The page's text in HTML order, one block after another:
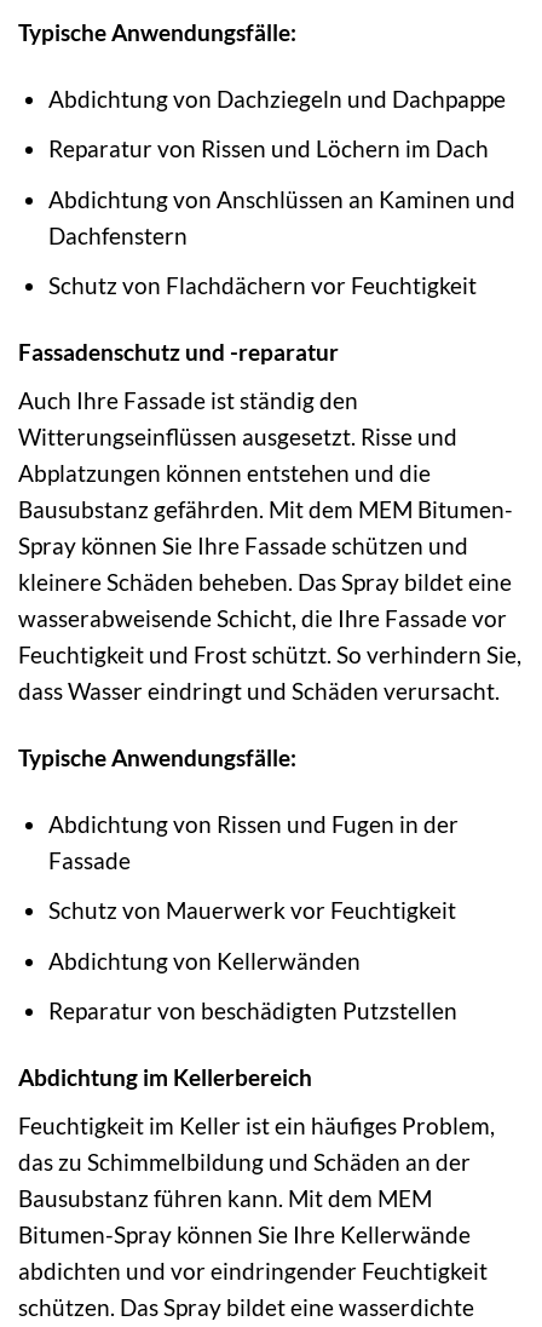
Typische Anwendungsfälle:
Abdichtung von Dachziegeln und Dachpappe
Reparatur von Rissen und Löchern im Dach
Abdichtung von Anschlüssen an Kaminen und
Dachfenstern
Schutz von Flachdächern vor Feuchtigkeit
Fassadenschutz und -reparatur
Auch Ihre Fassade ist ständig den
Witterungseinflüssen ausgesetzt. Risse und
Abplatzungen können entstehen und die
Bausubstanz gefährden. Mit dem MEM Bitumen-
Spray können Sie Ihre Fassade schützen und
kleinere Schäden beheben. Das Spray bildet eine
wasserabweisende Schicht, die Ihre Fassade vor
Feuchtigkeit und Frost schützt. So verhindern Sie,
dass Wasser eindringt und Schäden verursacht.
Typische Anwendungsfälle:
Abdichtung von Rissen und Fugen in der
Fassade
Schutz von Mauerwerk vor Feuchtigkeit
Abdichtung von Kellerwänden
Reparatur von beschädigten Putzstellen
Abdichtung im Kellerbereich
Feuchtigkeit im Keller ist ein häufiges Problem,
das zu Schimmelbildung und Schäden an der
Bausubstanz führen kann. Mit dem MEM
Bitumen-Spray können Sie Ihre Kellerwände
abdichten und vor eindringender Feuchtigkeit
schützen. Das Spray bildet eine wasserdichte